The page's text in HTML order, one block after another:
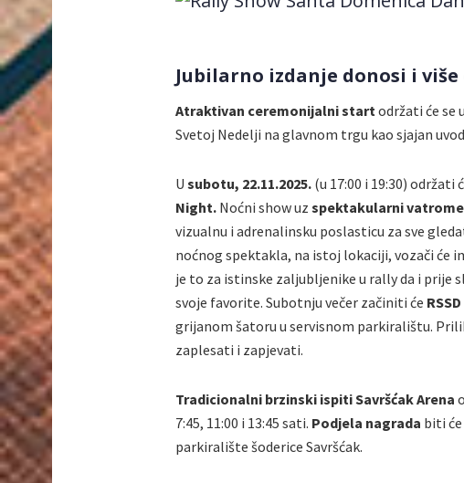
Jubilarno izdanje donosi i
Atraktivan ceremonijalni start održati će se u
Svetoj Nedelji na glavnom trgu kao sjajan
U subotu, 22.11.2025. (u 17:00 i 19:30)
Night. Noćni show uz spektakularni
vizualnu i adrenalinsku poslasticu za sve
noćnog spektakla, na istoj lokaciji, vozači će
je to za istinske zaljubljenike u rally da i prije
svoje favorite. Subotnju večer začiniti će
grijanom šatoru u servisnom parkiralištu.
zaplesati i zapjevati.
Tradicionalni brzinski ispiti Savršćak Arena
7:45, 11:00 i 13:45 sati. Podjela nagrada biti
parkiralište šoderice Savršćak.